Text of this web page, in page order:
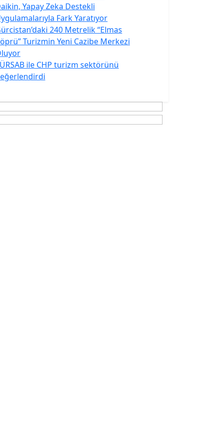
Yapay Zeka Destekli
Fark Yaratıyor
240 Metrelik “Elmas
Turizmin Yeni Cazibe Merkezi
ile CHP turizm sektörünü